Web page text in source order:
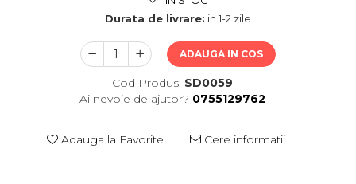
Durata de livrare: in 1-2 zile
ADAUGA IN COS
Cod Produs: SD0059
Ai nevoie de ajutor? 0755129762
Adauga la Favorite Cere informatii